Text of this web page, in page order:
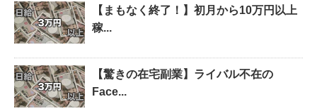
【まもなく終了！】初月から10万円以上
稼...
【驚きの在宅副業】ライバル不在の
Face...